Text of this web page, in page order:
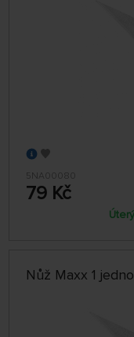
5NA00080
79 Kč
Nůž Maxx 1